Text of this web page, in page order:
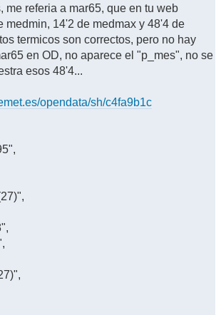
me referia a mar65, que en tu web
medmin, 14'2 de medmax y 48'4 de
termicos son correctos, pero no hay
en OD, no aparece el "p_mes", no se
esos 48'4...
opendata/sh/c4fa9b1c